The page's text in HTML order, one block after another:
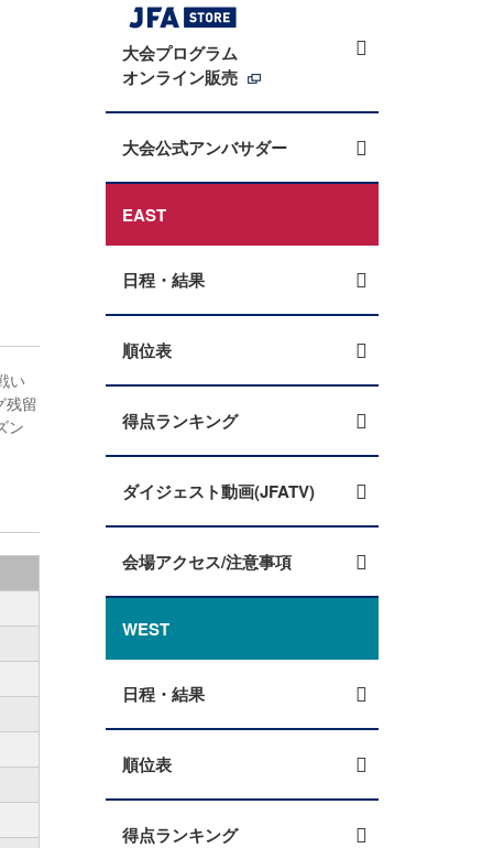
い
残留
ン
大会プログラム
オンライン販売
大会公式アンバサダー
EAST
日程・結果
順位表
得点ランキング
ダイジェスト動画(JFATV)
会場アクセス/注意事項
WEST
日程・結果
順位表
得点ランキング